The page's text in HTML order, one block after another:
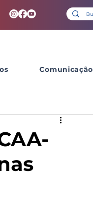
Comunicação